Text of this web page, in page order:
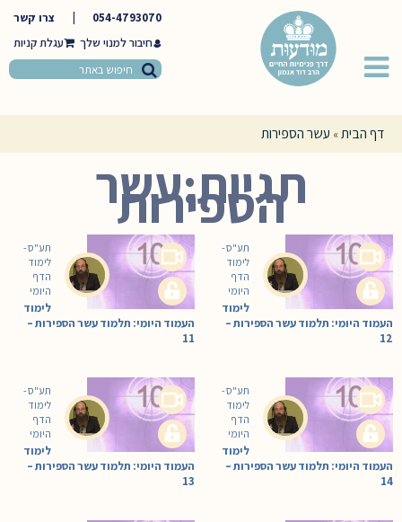
054-4793070
צרו קשר
חיבור למנוי שלך
דף הבית» עשר הספירות
תגיות:עשר
הספירות
תע"ס -
לימוד
הדף
היומי
לימוד
העמוד היומי: תלמוד עשר הספירות –
11
תע"ס -
לימוד
הדף
היומי
לימוד
העמוד היומי: תלמוד עשר הספירות –
12
תע"ס -
לימוד
הדף
היומי
לימוד
העמוד היומי: תלמוד עשר הספירות –
13
תע"ס -
לימוד
הדף
היומי
לימוד
העמוד היומי: תלמוד עשר הספירות –
14